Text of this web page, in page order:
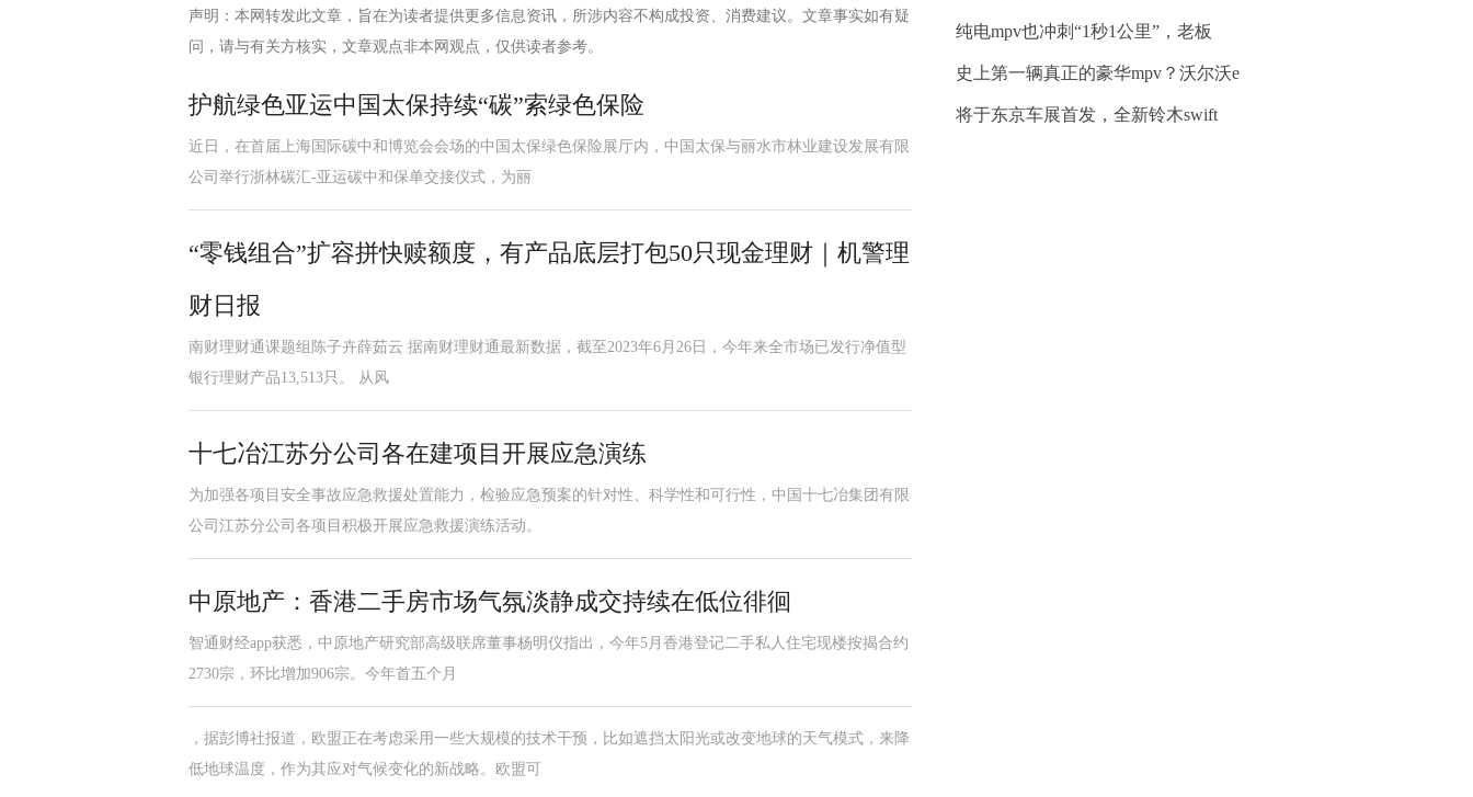
声明：本网转发此文章，旨在为读者提供更多信息资讯，所涉内容不构成投资、消费建议。文章事实如有疑
问，请与有关方核实，文章观点非本网观点，仅供读者参考。
护航绿色亚运中国太保持续“碳”索绿色保险
近日，在首届上海国际碳中和博览会会场的中国太保绿色保险展厅内，中国太保与丽水市林业建设发展有限
公司举行浙林碳汇-亚运碳中和保单交接仪式，为丽
“零钱组合”扩容拼快赎额度，有产品底层打包50只现金理财｜机警理
财日报
南财理财通课题组陈子卉薛茹云 据南财理财通最新数据，截至2023年6月26日，今年来全市场已发行净值型
银行理财产品13,513只。 从风
十七冶江苏分公司各在建项目开展应急演练
为加强各项目安全事故应急救援处置能力，检验应急预案的针对性、科学性和可行性，中国十七冶集团有限
公司江苏分公司各项目积极开展应急救援演练活动。
中原地产：香港二手房市场气氛淡静成交持续在低位徘徊
智通财经app获悉，中原地产研究部高级联席董事杨明仪指出，今年5月香港登记二手私人住宅现楼按揭合约
2730宗，环比增加906宗。今年首五个月
，据彭博社报道，欧盟正在考虑采用一些大规模的技术干预，比如遮挡太阳光或改变地球的天气模式，来降
低地球温度，作为其应对气候变化的新战略。欧盟可
纯电mpv也冲刺“1秒1公里”，老板
史上第一辆真正的豪华mpv？沃尔沃e
将于东京车展首发，全新铃木swift